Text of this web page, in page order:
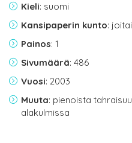
Kieli: suomi
Kansipaperin kunto:
Painos: 1
Sivumäärä: 486
Vuosi: 2003
Muuta: pienoista
alakulmissa